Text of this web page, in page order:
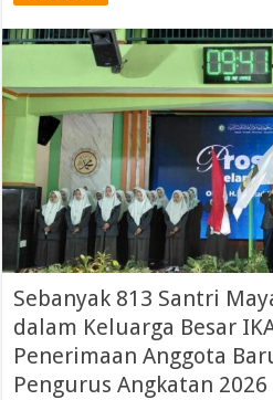
Sebanyak 813 Santri
dalam Keluarga Besar
Penerimaan Anggota
Pengurus Angkatan 2026